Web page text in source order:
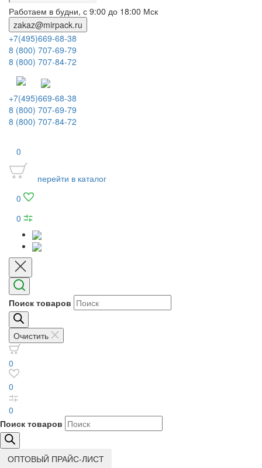
Работаем в будни, с 9:00 до 18:00 Мск
zakaz@mirpack.ru
+7(495)669-68-38
8 (800) 707-69-79
8 (800) 707-84-72
+7(495)669-68-38
8 (800) 707-69-79
8 (800) 707-84-72
0
перейти в каталог
0
0
Поиск товаров
Очистить
0
0
0
Поиск товаров
ОПТОВЫЙ ПРАЙС-ЛИСТ